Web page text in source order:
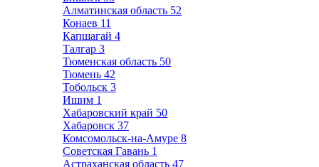
Алматинская область 52
Конаев 11
Капшагай 4
Талгар 3
Тюменская область 50
Тюмень 42
Тобольск 3
Ишим 1
Хабаровский край 50
Хабаровск 37
Комсомольск-на-Амуре 8
Советская Гавань 1
Астраханская область 47